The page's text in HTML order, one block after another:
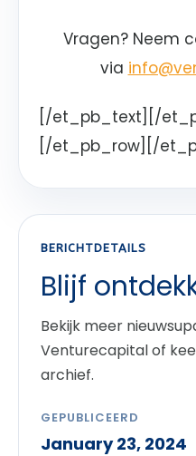
Vragen? Neem
via
[/et_pb_text][/
[/et_pb_row][/
BERICHTDETAILS
Blijf
Bekijk meer
Venturecapital of
archief.
GEPUBLICEERD
January 23, 2024